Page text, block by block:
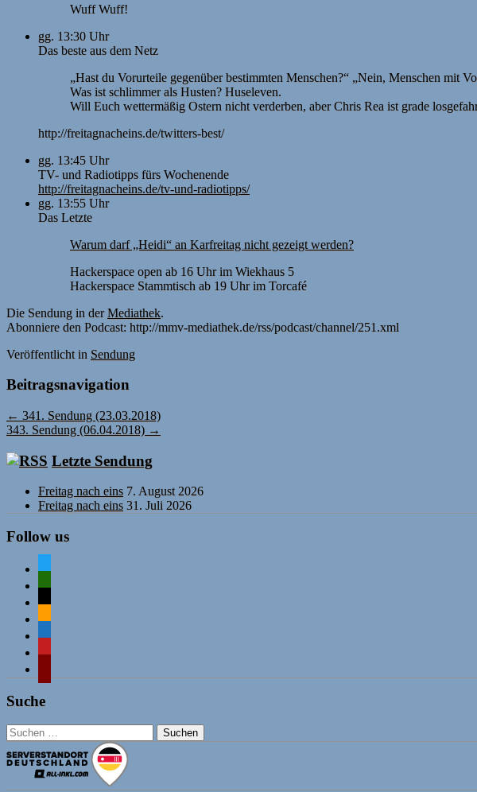
Wuff Wuff!
gg. 13:30 Uhr
Das beste aus dem Netz
„Hast du Vorurteile gegenüber bestimmten Menschen?“ „Nein, Menschen mit
Was ist schlimmer als Husten? Huseleven.
Will Euch wettermäßig Ostern nicht verderben, aber Chris Rea ist grade
http://freitagnacheins.de/twitters-best/
gg. 13:45 Uhr
TV- und Radiotipps fürs Wochenende
http://freitagnacheins.de/tv-und-radiotipps/
gg. 13:55 Uhr
Das Letzte
Warum darf „Heidi“ an Karfreitag nicht gezeigt werden?
Hackerspace open ab 16 Uhr im Wiekhaus 5
Hackerspace Stammtisch ab 19 Uhr im Torcafé
Die Sendung in derMediathek.
Abonniere den Podcast: http://mmv-mediathek.de/rss/podcast/channel/251.xml
Veröffentlicht in Sendung
Beitragsnavigation
← 341. Sendung (23.03.2018)
343. Sendung (06.04.2018) →
Letzte Sendung
Freitag nach eins 7. August 2026
Freitag nach eins 31. Juli 2026
Follow us
Suche
Suchen
nach: